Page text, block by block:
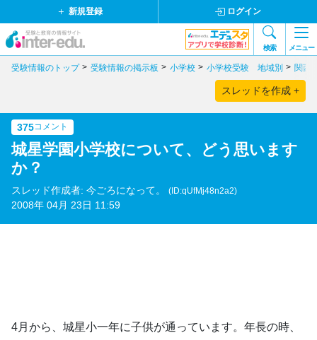
新規登録 ログイン
検索 メニュー
受験情報のトップ 受験情報の掲示板 小学校 小学校受験 地域別 関西
スレッドを作成 +
375コメント
城星学園小学校について、どう思います
か？
スレッド作成者: 今ごろになって。 (ID:qUfMj48n2a2)
2008年 04月 23日 11:59
4月から、城星小一年に子供が通っています。年長の時、